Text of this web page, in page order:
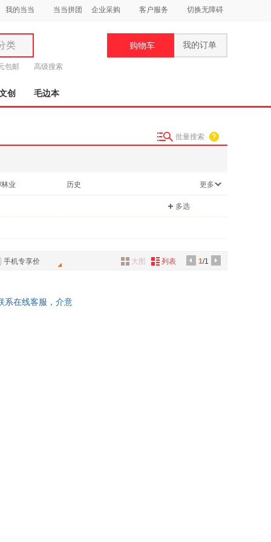
我的当当 当当拼团 企业采购 客户服务 切换无障碍
类
包邮 高级搜索
购物车 我的订单
创 毛边本
批量搜索
业
历史
更多
多选
手机专享价 1/1
大图 列表
系在线客服，介意